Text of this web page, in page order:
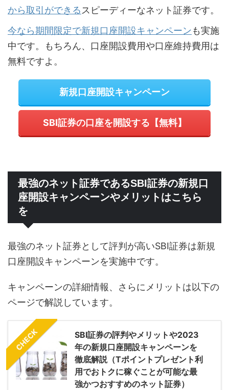
から取引ができるスピーディーなネット証券です。
今なら期間限定で新規口座開設キャンペーンも実施
中です。もちろん、口座開設費用や口座維持費用は
無料ですよ。
新規口座開設キャンペーン
SBI証券の口座を開設する【無料】
最強のネット証券であるSBI証券の新規口
座開設キャンペーンやメリットはこちら
を
最強のネット証券として評判が高いSBI証券は新規
口座開設キャンペーンを実施中です。
キャンペーンの詳細情報、さらにメリットは以下の
ページで解説しています。
CHECK
SBI証券の評判やメリットや2023
年の新規口座開設キャンペーンを
徹底解説（Tポイントプレゼント利
用でおトクに稼ぐことが可能な最
強かつおすすめのネット証券）